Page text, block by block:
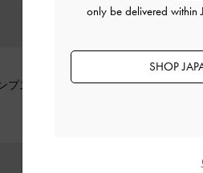
プス
バーガ
ポインテッド キト
ック
only be delivered within
SHOP